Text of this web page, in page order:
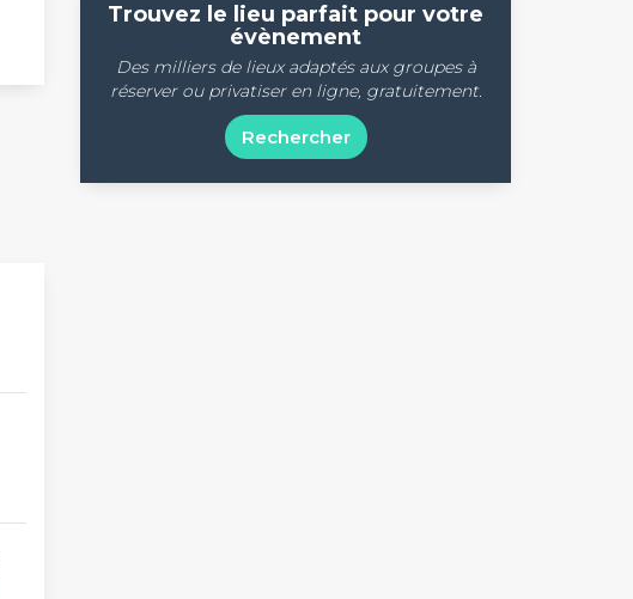
Trouvez le lieu parfait pour votre
évènement
Des milliers de lieux adaptés aux groupes à
réserver ou privatiser en ligne, gratuitement.
Rechercher